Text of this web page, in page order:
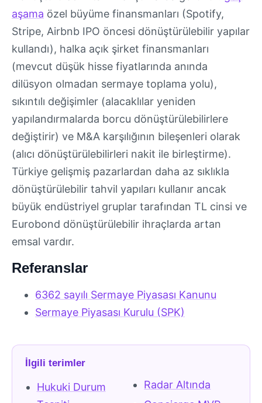
aşama özel büyüme finansmanları (Spotify,
Stripe, Airbnb IPO öncesi dönüştürülebilir yapılar
kullandı), halka açık şirket finansmanları
(mevcut düşük hisse fiyatlarında anında
dilüsyon olmadan sermaye toplama yolu),
sıkıntılı değişimler (alacaklılar yeniden
yapılandırmalarda borcu dönüştürülebilirlere
değiştirir) ve M&A karşılığının bileşenleri olarak
(alıcı dönüştürülebilirleri nakit ile birleştirme).
Türkiye gelişmiş pazarlardan daha az sıklıkla
dönüştürülebilir tahvil yapıları kullanır ancak
büyük endüstriyel gruplar tarafından TL cinsi ve
Eurobond dönüştürülebilir ihraçlarda artan
emsal vardır.
Referanslar
6362 sayılı Sermaye Piyasası Kanunu
Sermaye Piyasası Kurulu (SPK)
İlgili terimler
Hukuki Durum
Radar Altında